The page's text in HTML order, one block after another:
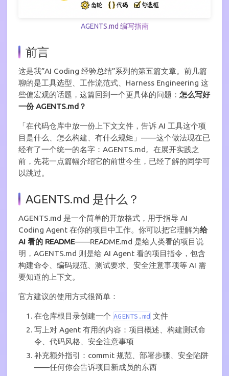
AGENTS.md 编写指南
前言
这是我”AI Coding 经验总结”系列的第五篇文章。前几篇
聊的是工具选型、工作流范式、Harness Engineering 这
些偏宏观的话题，这篇回到一个更具体的问题： 怎么写好
一份 AGENTS.md？
「在代码仓库中放一份上下文文件，告诉 AI 工具这个项
目是什么、怎么构建、有什么规矩」——这个做法现在已
经有了一个统一的名字：AGENTS.md。在展开实践之
前，先花一点篇幅介绍它的前世今生，已经了解的同学可
以跳过。
AGENTS.md 是什么？
AGENTS.md 是一个简单的开放格式，用于指导 AI
Coding Agent 在你的项目中工作。你可以把它理解为给
AI 看的 README——README.md 是给人类看的项目说
明，AGENTS.md 则是给 AI Agent 看的项目指令，包含
构建命令、编码规范、测试要求、安全注意事项等 AI 需
要知道的上下文。
官方建议的使用方式很简单：
在仓库根目录创建一个 AGENTS.md 文件
写上对 Agent 有用的内容：项目概述、构建测试命
令、代码风格、安全注意事项
补充额外指引：commit 规范、部署步骤、安全陷阱
——任何你会告诉项目新成员的东西